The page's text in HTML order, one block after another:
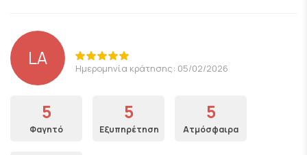
LA Ημερομηνία κράτησης: 05/02/2026
5
Φαγητό
5
Εξυπηρέτηση
5
Ατμόσφαιρα